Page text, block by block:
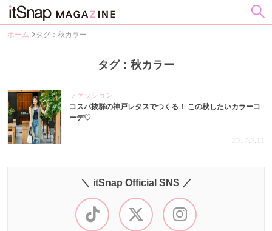
ホーム タグ：秋カラー
タグ：秋カラー
ファッション
コスパ抜群の神戸レタスでつくる！ この秋したいカラーコ
ーデ♡
2017.9.11
＼ itSnap Official SNS ／